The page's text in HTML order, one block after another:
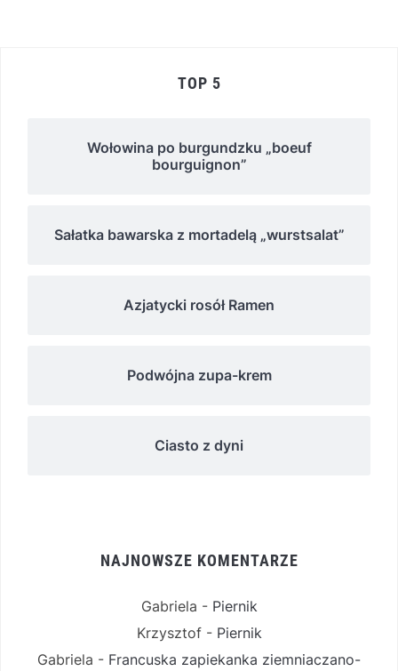
TOP 5
Wołowina po burgundzku „boeuf
bourguignon”
Sałatka bawarska z mortadelą „wurstsalat”
Azjatycki rosół Ramen
Podwójna zupa-krem
Ciasto z dyni
NAJNOWSZE KOMENTARZE
Gabriela - Piernik
Krzysztof- Piernik
Gabriela - Francuska zapiekanka ziemniaczano-